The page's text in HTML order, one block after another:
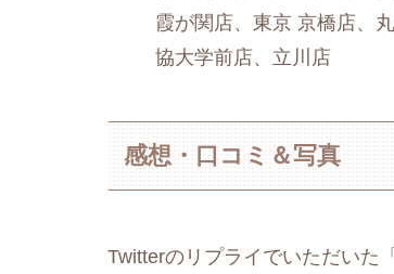
霞が関店、東京 京橋店、
協大学前店、立川店
感想・口コミ＆写真
Twitterのリプライでいただいた